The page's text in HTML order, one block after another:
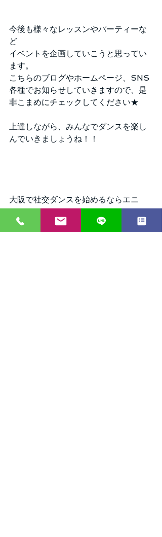
今後も様々なレッスンやパーティーな
ど
イベントを企画していこうと思ってい
ます。
こちらのブログやホームページ、SNS
各種でお知らせしていきますので、是
非こまめにチェックしてください★
上達しながら、みんなでダンスを楽し
んでいきましょうね！！
大阪で社交ダンスを始めるならエニ
ー！